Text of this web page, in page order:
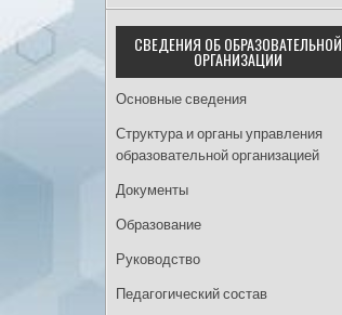
СВЕДЕНИЯ ОБ ОБРАЗОВАТЕЛЬНОЙ
ОРГАНИЗАЦИИ
Основные сведения
Структура и органы управления
образовательной организацией
Документы
Образование
Руководство
Педагогический состав